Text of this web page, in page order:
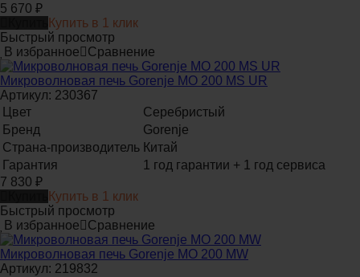
5 670 ₽
Купить в 1 клик
Быстрый просмотр
В избранное
Сравнение
Микроволновая печь Gorenje MO 200 MS UR
Артикул: 230367
Цвет
Серебристый
Бренд
Gorenje
Страна-производитель Китай
Гарантия
1 год гарантии + 1 год сервиса
7 830 ₽
Купить в 1 клик
Быстрый просмотр
В избранное
Сравнение
Микроволновая печь Gorenje MO 200 MW
Артикул: 219832